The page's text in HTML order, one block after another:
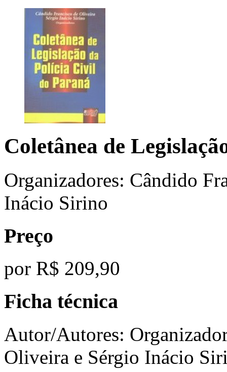
Coletânea de
Organizadores: Cândido
Inácio Sirino
Preço
por R$ 209,90
Ficha técnica
Autor/Autores:
Oliveira e Sérgio Inácio